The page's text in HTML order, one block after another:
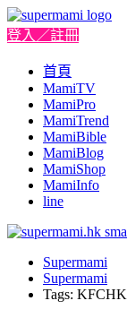
登入／註冊
首頁
MamiTV
MamiPro
MamiTrend
MamiBible
MamiBlog
MamiShop
MamiInfo
line
Supermami
Supermami
Tags: KFCHK